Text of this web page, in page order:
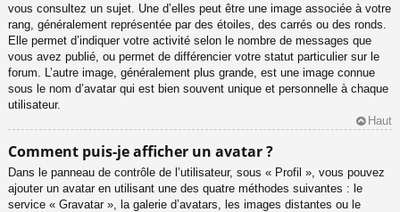
vous consultez un sujet. Une d’elles peut être une image associée à votre
rang, généralement représentée par des étoiles, des carrés ou des ronds.
Elle permet d’indiquer votre activité selon le nombre de messages que
vous avez publié, ou permet de différencier votre statut particulier sur le
forum. L’autre image, généralement plus grande, est une image connue
sous le nom d’avatar qui est bien souvent unique et personnelle à chaque
utilisateur.
Haut
Comment puis-je afficher un avatar ?
Dans le panneau de contrôle de l’utilisateur, sous « Profil », vous pouvez
ajouter un avatar en utilisant une des quatre méthodes suivantes : le
service « Gravatar », la galerie d’avatars, les images distantes ou le